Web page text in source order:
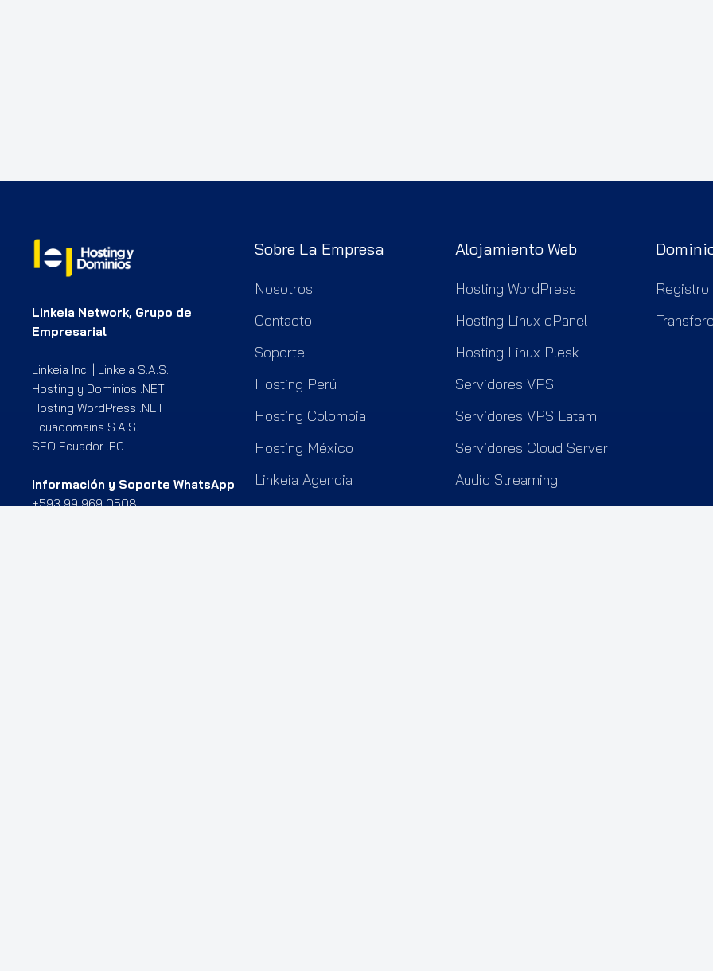
Linkeia Network, Grupo de
Empresarial
Linkeia Inc. | Linkeia S.A.S.
Hosting y Dominios .NET
Hosting WordPress .NET
Ecuadomains S.A.S.
SEO Ecuador .EC
Información y Soporte WhatsApp
+593 99 969 0508
Sobre La Empresa
Nosotros
Contacto
Soporte
Hosting Perú
Hosting Colombia
Hosting México
Linkeia Agencia
Alojamiento Web
Hosting WordPress
Hosting Linux cPanel
Hosting Linux Plesk
Servidores VPS
Servidores VPS Latam
Servidores Cloud Server
Audio Streaming